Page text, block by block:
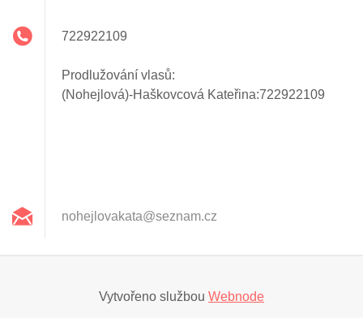
722922109
Prodlužování vlasů:
(Nohejlová)-Haškovcová Kateřina:722922109
nohejlovakata@seznam.cz
Vytvořeno službou Webnode